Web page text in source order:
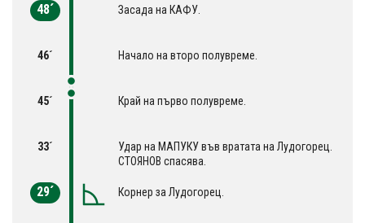
48´ Засада на КАФУ.
46´ Начало на второ полувреме.
45´ Край на първо полувреме.
33´
Удар на МАПУКУ във вратата на Лудогорец.
СТОЯНОВ спасява.
29´ Корнер за Лудогорец.